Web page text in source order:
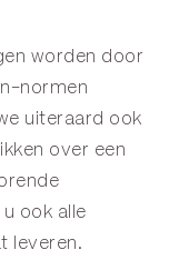
worden door
normen
uiteraard ook
over een
ook alle
leveren.